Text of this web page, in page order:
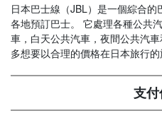
日本巴士線（JBL）是一個綜合
各地預訂巴士。 它處理各種公共
車，白天公共汽車，夜間公共汽
多想要以合理的價格在日本旅行的
支